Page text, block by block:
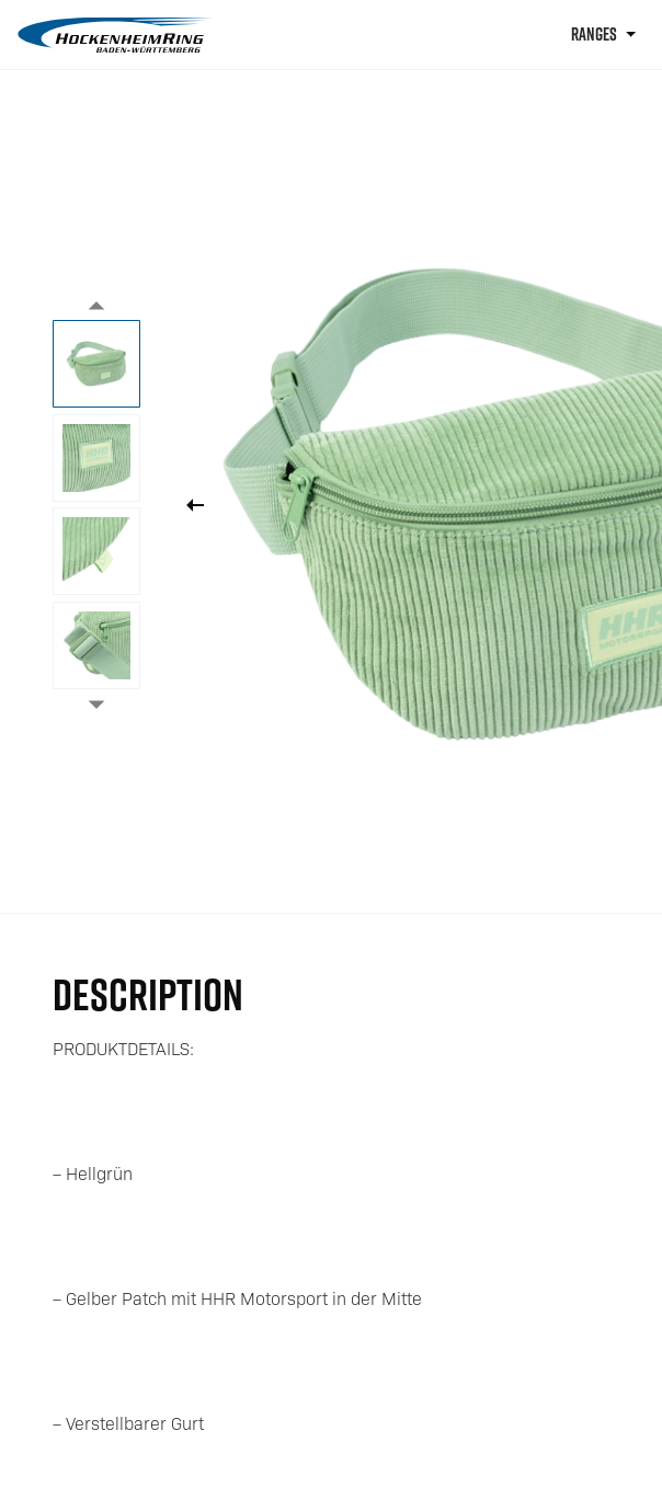
RANGES
DESCRIPTION
PRODUKTDETAILS:
– Hellgrün
– Gelber Patch mit HHR Motorsport in der Mitte
– Verstellbarer Gurt